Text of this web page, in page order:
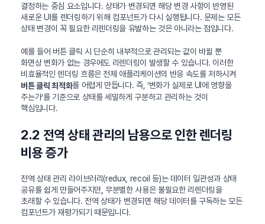
결정하는 중심 요소입니다. 상태가 변경되면 해당 변경 사항이 반영된
새로운 UI를 렌더링하기 위해 컴포넌트가 다시 실행됩니다. 문제는 모든
상태 변경이 꼭 필요한 리렌더링을 유발하는 것은 아니라는 점입니다.
예를 들어 버튼 클릭 시 단순히 내부적으로 관리되는 값이 바뀔 뿐
화면상 변화가 없는 경우에도 리렌더링이 발생할 수 있습니다. 이러한
비효율적인 렌더링 흐름은 전체 애플리케이션의 반응 속도를 저하시켜
버튼 클릭 최적화를 어렵게 만듭니다. 즉, ‘변화가 실제로 UI에 영향을
주는가’를 기준으로 상태를 세밀하게 구분하고 관리하는 것이
핵심입니다.
2.2 전역 상태 관리의 남용으로 인한 렌더링
비용 증가
전역 상태 관리 라이브러리(redux, recoil 등)는 데이터 일관성과 상태
공유를 쉽게 만들어주지만, 무분별한 사용은 불필요한 리렌더링을
초래할 수 있습니다. 전역 상태가 변경되면 해당 데이터를 구독하는 모든
컴포넌트가 재평가되기 때문입니다.